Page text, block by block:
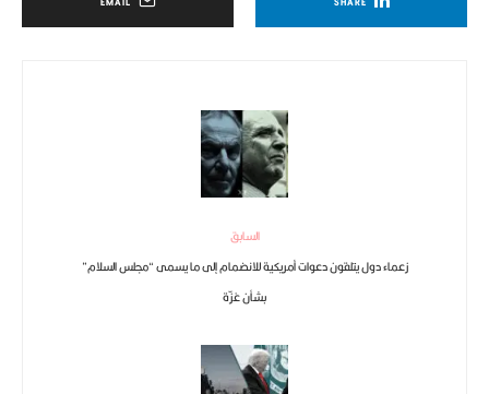
السابق
زعماء دول يتلقون دعوات أمريكية للانضمام إلى ما يسمى “مجلس السلام”
بشأن غزّة